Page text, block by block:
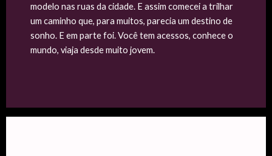
modelo nas ruas da cidade. E assim comecei a trilhar
um caminho que, para muitos, parecia um destino de
sonho. E em parte foi. Você tem acessos, conhece o
mundo, viaja desde muito jovem.